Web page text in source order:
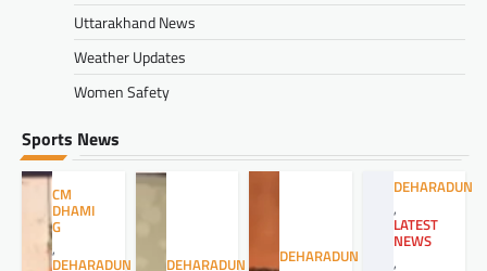
Uttarakhand News
Weather Updates
Women Safety
Sports News
CM
DHAMI
G
,
DEHARADUN
DEHARADUN
DEHARADUN
DEHARADUN
,
LATEST
NEWS
,